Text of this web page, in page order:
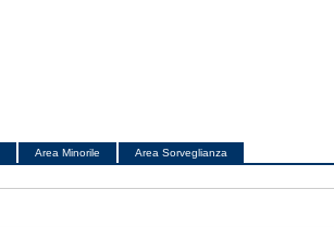
Area Minorile Area Sorveglianza